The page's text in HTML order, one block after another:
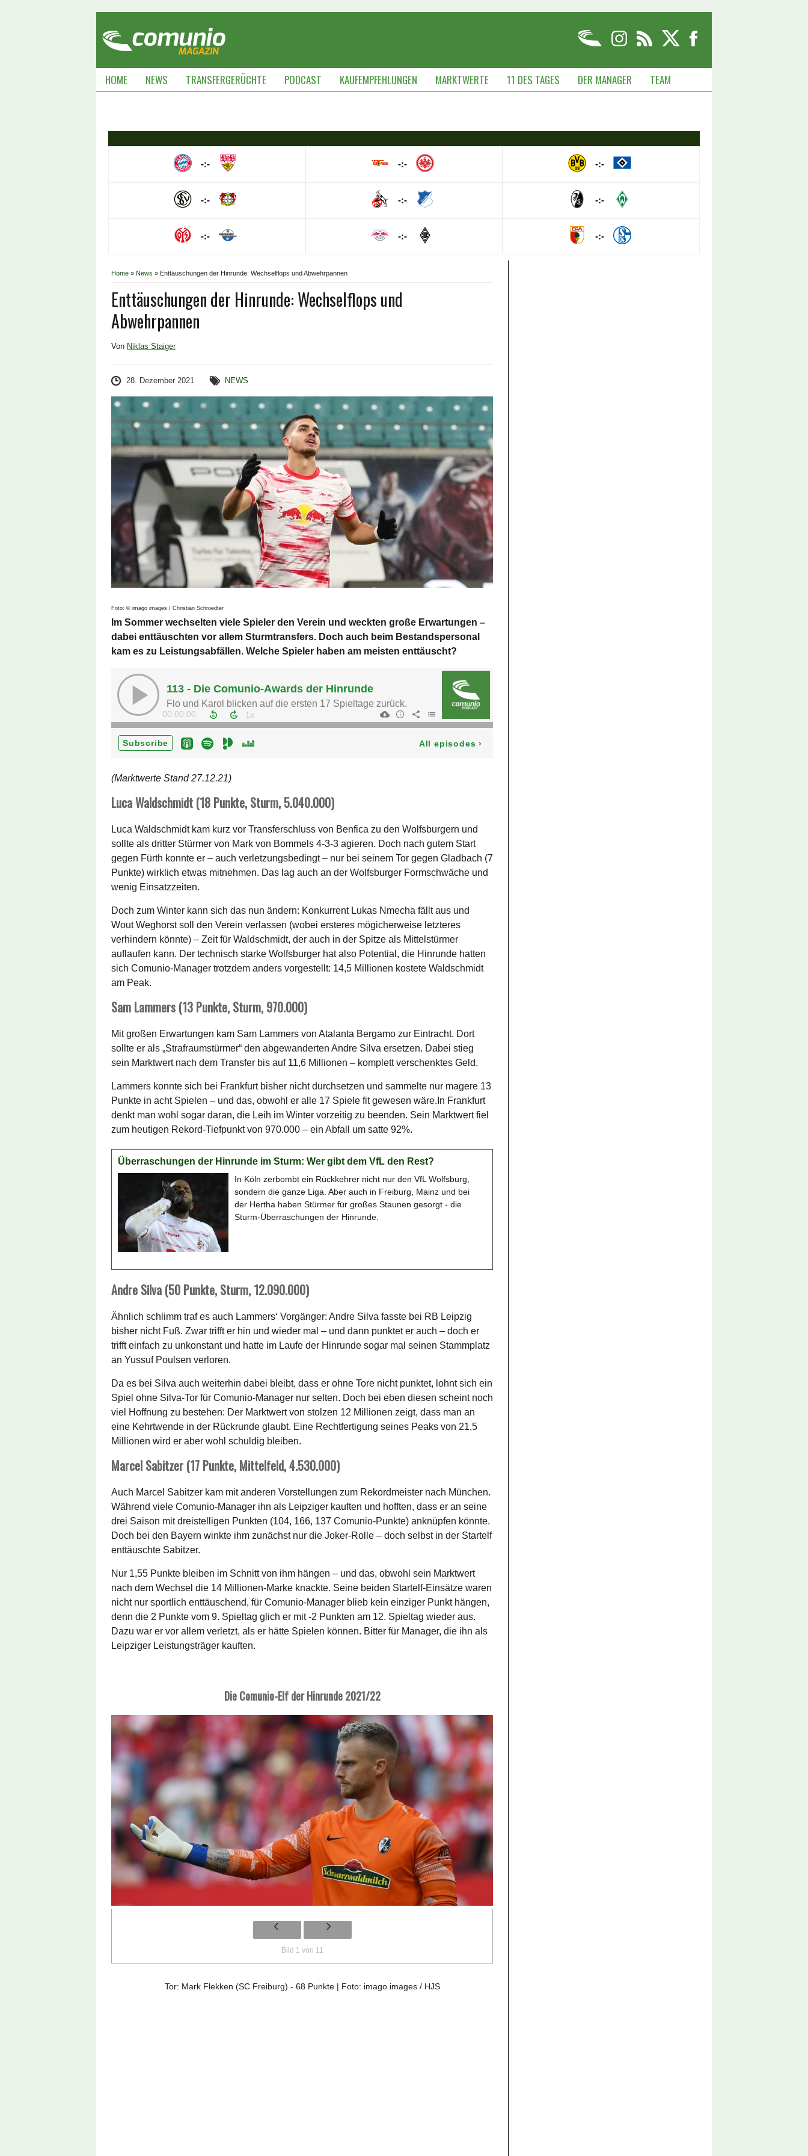
HOME NEWS TRANSFERGERÜCHTE PODCAST KAUFEMPFEHLUNGEN MARKTWERTE 11 DES TAGES DER MANAGER TEAM
-:-
-:-
-:-
-:-
-:-
-:-
-:-
-:-
-:-
Home » News » Enttäuschungen der Hinrunde: Wechselflops und Abwehrpannen
Enttäuschungen der Hinrunde: Wechselflops und
Abwehrpannen
Von Niklas Staiger
28. Dezember 2021 NEWS
Foto: © imago images / Christian Schroedter
Im Sommer wechselten viele Spieler den Verein und weckten große Erwartungen –
dabei enttäuschten vor allem Sturmtransfers. Doch auch beim Bestandspersonal
kam es zu Leistungsabfällen. Welche Spieler haben am meisten enttäuscht?
(Marktwerte Stand 27.12.21)
Luca Waldschmidt (18 Punkte, Sturm, 5.040.000)
Luca Waldschmidt kam kurz vor Transferschluss von Benfica zu den Wolfsburgern und
sollte als dritter Stürmer von Mark von Bommels 4-3-3 agieren. Doch nach gutem Start
gegen Fürth konnte er – auch verletzungsbedingt – nur bei seinem Tor gegen Gladbach (7
Punkte) wirklich etwas mitnehmen. Das lag auch an der Wolfsburger Formschwäche und
wenig Einsatzzeiten.
Doch zum Winter kann sich das nun ändern: Konkurrent Lukas Nmecha fällt aus und
Wout Weghorst soll den Verein verlassen (wobei ersteres mögicherweise letzteres
verhindern könnte) – Zeit für Waldschmidt, der auch in der Spitze als Mittelstürmer
auflaufen kann. Der technisch starke Wolfsburger hat also Potential, die Hinrunde hatten
sich Comunio-Manager trotzdem anders vorgestellt: 14,5 Millionen kostete Waldschmidt
am Peak.
Sam Lammers (13 Punkte, Sturm, 970.000)
Mit großen Erwartungen kam Sam Lammers von Atalanta Bergamo zur Eintracht. Dort
sollte er als „Strafraumstürmer“ den abgewanderten Andre Silva ersetzen. Dabei stieg
sein Marktwert nach dem Transfer bis auf 11,6 Millionen – komplett verschenktes Geld.
Lammers konnte sich bei Frankfurt bisher nicht durchsetzen und sammelte nur magere 13
Punkte in acht Spielen – und das, obwohl er alle 17 Spiele fit gewesen wäre.In Frankfurt
denkt man wohl sogar daran, die Leih im Winter vorzeitig zu beenden. Sein Marktwert fiel
zum heutigen Rekord-Tiefpunkt von 970.000 – ein Abfall um satte 92%.
Überraschungen der Hinrunde im Sturm: Wer gibt dem VfL den Rest?
In Köln zerbombt ein Rückkehrer nicht nur den VfL Wolfsburg,
sondern die ganze Liga. Aber auch in Freiburg, Mainz und bei
der Hertha haben Stürmer für großes Staunen gesorgt - die
Sturm-Überraschungen der Hinrunde.
Andre Silva (50 Punkte, Sturm, 12.090.000)
Ähnlich schlimm traf es auch Lammers‘ Vorgänger: Andre Silva fasste bei RB Leipzig
bisher nicht Fuß. Zwar trifft er hin und wieder mal – und dann punktet er auch – doch er
trifft einfach zu unkonstant und hatte im Laufe der Hinrunde sogar mal seinen Stammplatz
an Yussuf Poulsen verloren.
Da es bei Silva auch weiterhin dabei bleibt, dass er ohne Tore nicht punktet, lohnt sich ein
Spiel ohne Silva-Tor für Comunio-Manager nur selten. Doch bei eben diesen scheint noch
viel Hoffnung zu bestehen: Der Marktwert von stolzen 12 Millionen zeigt, dass man an
eine Kehrtwende in der Rückrunde glaubt. Eine Rechtfertigung seines Peaks von 21,5
Millionen wird er aber wohl schuldig bleiben.
Marcel Sabitzer (17 Punkte, Mittelfeld, 4.530.000)
Auch Marcel Sabitzer kam mit anderen Vorstellungen zum Rekordmeister nach München.
Während viele Comunio-Manager ihn als Leipziger kauften und hofften, dass er an seine
drei Saison mit dreistelligen Punkten (104, 166, 137 Comunio-Punkte) anknüpfen könnte.
Doch bei den Bayern winkte ihm zunächst nur die Joker-Rolle – doch selbst in der Startelf
enttäuschte Sabitzer.
Nur 1,55 Punkte bleiben im Schnitt von ihm hängen – und das, obwohl sein Marktwert
nach dem Wechsel die 14 Millionen-Marke knackte. Seine beiden Startelf-Einsätze waren
nicht nur sportlich enttäuschend, für Comunio-Manager blieb kein einziger Punkt hängen,
denn die 2 Punkte vom 9. Spieltag glich er mit -2 Punkten am 12. Spieltag wieder aus.
Dazu war er vor allem verletzt, als er hätte Spielen können. Bitter für Manager, die ihn als
Leipziger Leistungsträger kauften.
Die Comunio-Elf der Hinrunde 2021/22
Bild 1 von 11
Tor: Mark Flekken (SC Freiburg) - 68 Punkte | Foto: imago images / HJS